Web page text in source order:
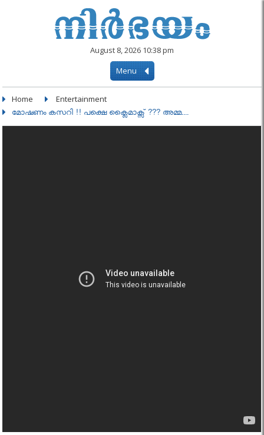
August 8, 2026 10:38 pm
Menu
Home Entertainment
മോഷണം കസറി !! പക്ഷെ ക്ലൈമാക്സ്‌ ??? അമ്മ....